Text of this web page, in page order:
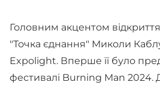
Головним акцентом відкриття
"Точка єднання" Миколи
Expolight. Вперше її було
фестивалі Burning Man